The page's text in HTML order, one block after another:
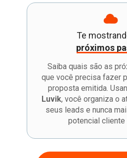
próximos
Saiba quais são as
que você precisa fazer
proposta emitida.
Luvik, você organiza o
seus leads e nunca
potencial cliente